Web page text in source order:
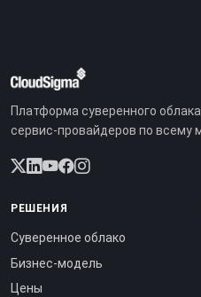
Платформа суверенного
сервис-провайдеров по всему
РЕШЕНИЯ
Суверенное облако
Бизнес-модель
Цены